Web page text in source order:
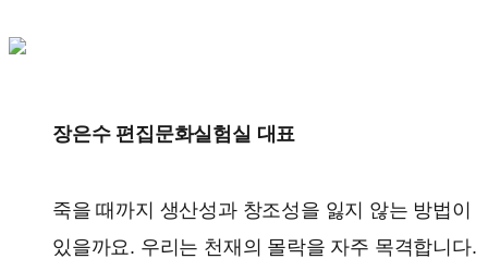
장은수 편집문화실험실 대표
죽을 때까지 생산성과 창조성을 잃지 않는 방법이
있을까요. 우리는 천재의 몰락을 자주 목격합니다.